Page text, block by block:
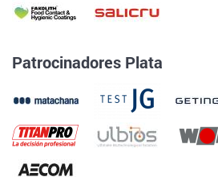
Patrocinadores Plata